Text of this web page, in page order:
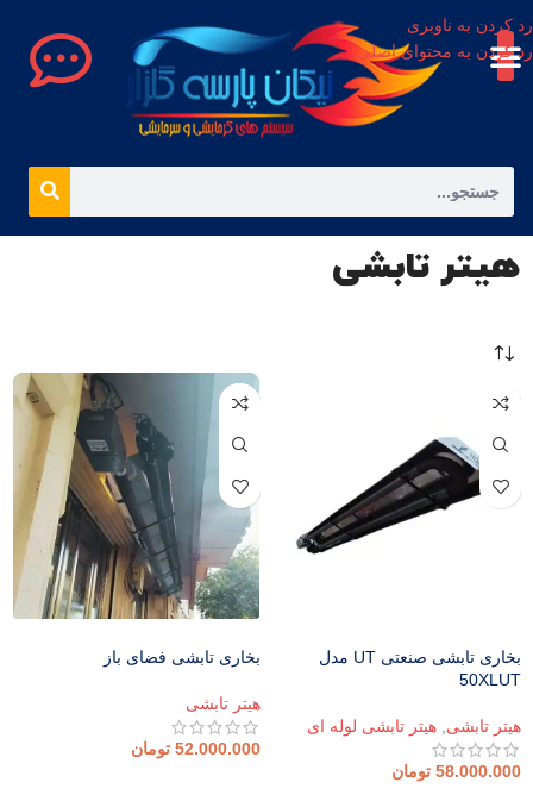
رد کردن به ناوبری
رد کردن به محتوای اصلی
هیتر تابشی
بخاری تابشی صنعتی UT مدل
50XLUT
هیتر تابشی هیتر تابشی لوله ای
58.000.000 تومان
بخاری تابشی فضای باز
هیتر تابشی
52.000.000 تومان